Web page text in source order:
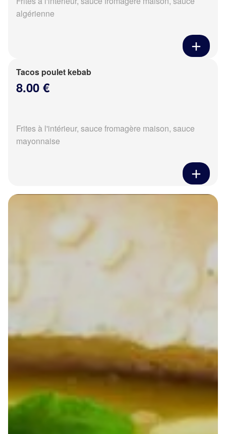
algérienne
Tacos poulet kebab
8.00 €
Frites à l'intérieur, sauce fromagère maison, sauce
mayonnaise